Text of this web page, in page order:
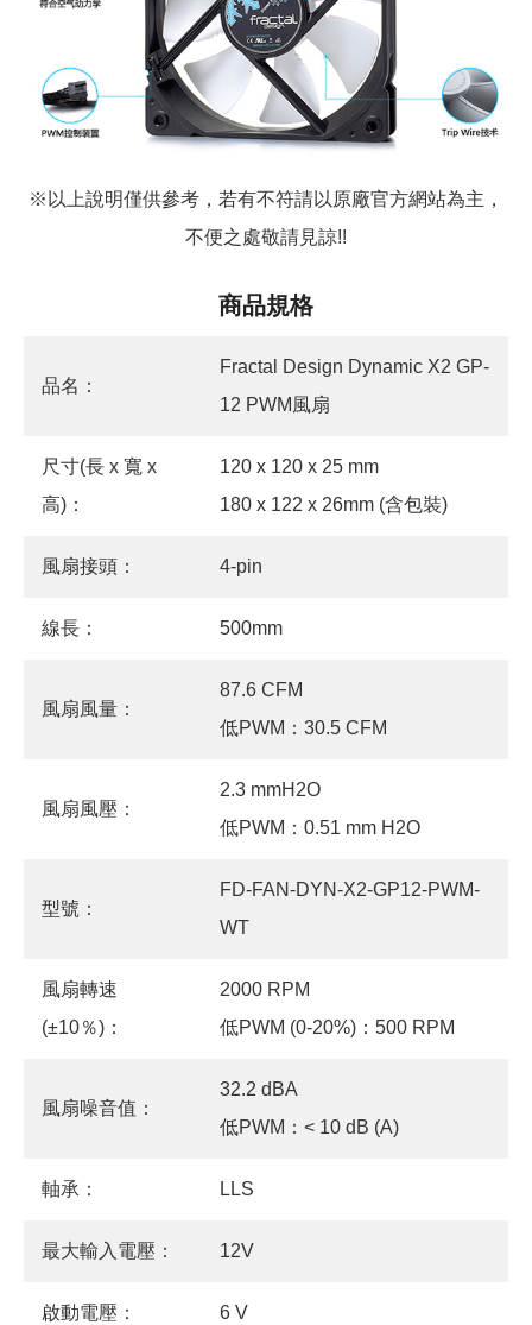
※以上說明僅供參考，若有不符請以原廠官方網站為主，
不便之處敬請見諒!!
商品規格
品名：
Fractal Design Dynamic X2 GP-
12 PWM風扇
尺寸(長 x 寬 x
高)：
120 x 120 x 25 mm
180 x 122 x 26mm (含包裝)
風扇接頭： 4-pin
線長： 500mm
風扇風量：
87.6 CFM
低PWM：30.5 CFM
風扇風壓：
2.3 mmH2O
低PWM：0.51 mm H2O
型號：
FD-FAN-DYN-X2-GP12-PWM-
WT
風扇轉速
(±10％)：
2000 RPM
低PWM (0-20%)：500 RPM
風扇噪音值：
32.2 dBA
低PWM：< 10 dB (A)
軸承： LLS
最大輸入電壓： 12V
啟動電壓： 6 V